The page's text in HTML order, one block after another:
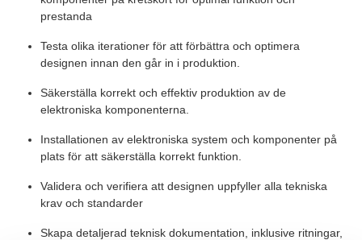
prestanda
Testa olika iterationer för att förbättra och optimera
designen innan den går in i produktion.
Säkerställa korrekt och effektiv produktion av de
elektroniska komponenterna.
Installationen av elektroniska system och komponenter på
plats för att säkerställa korrekt funktion.
Validera och verifiera att designen uppfyller alla tekniska
krav och standarder
Skapa detaljerad teknisk dokumentation, inklusive ritningar,